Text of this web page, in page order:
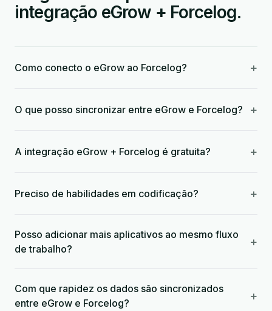
integração eGrow + Forcelog.
Como conecto o eGrow ao Forcelog? +
O que posso sincronizar entre eGrow e Forcelog? +
A integração eGrow + Forcelog é gratuita? +
Preciso de habilidades em codificação? +
Posso adicionar mais aplicativos ao mesmo fluxo
de trabalho?
+
Com que rapidez os dados são sincronizados
entre eGrow e Forcelog?
+